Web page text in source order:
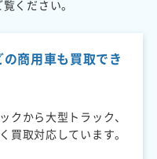
ください。
商用車も買取でき
クから大型トラック、
買取対応しています。